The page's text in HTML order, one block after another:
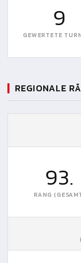
9
GEWERTETE
REGIONALE
93.
RANG